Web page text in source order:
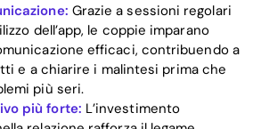
Grazie a sessioni regolari
dell’app, le coppie imparano
efficaci, contribuendo a
e a chiarire i malintesi prima che
più seri.
più forte: L’investimento